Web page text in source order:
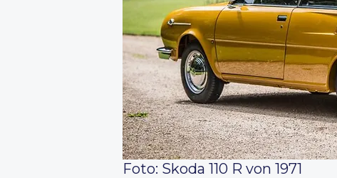
Foto: Skoda 110 R von 1971